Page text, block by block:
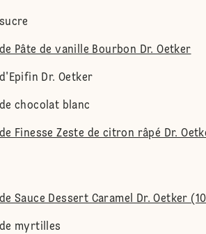
sucre
de Pâte de vanille Bourbon Dr. Oetker
d'Epifin Dr. Oetker
de chocolat blanc
de Finesse Zeste de citron râpé Dr.
de Sauce Dessert Caramel Dr. Oetker
de myrtilles